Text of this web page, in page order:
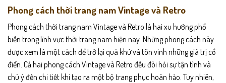
Phong cách thời trang nam Vintage và Retro
Phong cách thời trang nam Vintage và Retro là hai xu hướng phổ
biến trong lĩnh vực thời trang nam hiện nay. Những phong cách này
được xem là một cách để trở lại quá khứ và tôn vinh những giá trị cổ
điển. Cả hai phong cách Vintage và Retro đều đòi hỏi sự tận tình và
chú ý đến chi tiết khi tạo ra một bộ trang phục hoàn hảo. Tuy nhiên,